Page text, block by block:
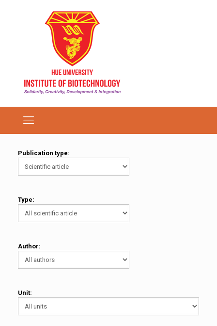
Publication type:
Type:
Author:
Unit: